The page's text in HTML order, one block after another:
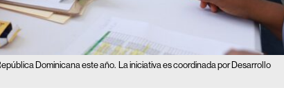
Dominicana este año. La iniciativa es coordinada por Desarrollo